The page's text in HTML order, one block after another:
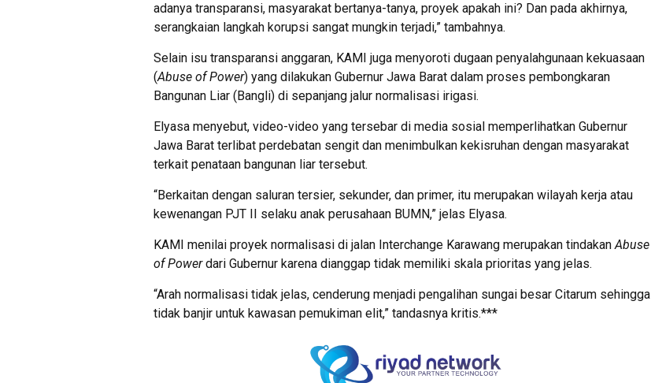
adanya transparansi, masyarakat bertanya-tanya, proyek apakah ini? Dan pada akhirnya,
serangkaian langkah korupsi sangat mungkin terjadi,” tambahnya.
Selain isu transparansi anggaran, KAMI juga menyoroti dugaan penyalahgunaan kekuasaan
(Abuse of Power) yang dilakukan Gubernur Jawa Barat dalam proses pembongkaran
Bangunan Liar (Bangli) di sepanjang jalur normalisasi irigasi.
Elyasa menyebut, video-video yang tersebar di media sosial memperlihatkan Gubernur
Jawa Barat terlibat perdebatan sengit dan menimbulkan kekisruhan dengan masyarakat
terkait penataan bangunan liar tersebut.
“Berkaitan dengan saluran tersier, sekunder, dan primer, itu merupakan wilayah kerja atau
kewenangan PJT II selaku anak perusahaan BUMN,” jelas Elyasa.
KAMI menilai proyek normalisasi di jalan Interchange Karawang merupakan tindakanAbuse
of Powerdari Gubernur karena dianggap tidak memiliki skala prioritas yang jelas.
“Arah normalisasi tidak jelas, cenderung menjadi pengalihan sungai besar Citarum sehingga
tidak banjir untuk kawasan pemukiman elit,” tandasnya kritis.***